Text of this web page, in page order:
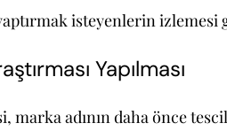
isteyenlerin izlemesi
Yapılması
marka adının daha önce